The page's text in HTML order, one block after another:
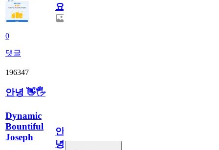
0
댓글
요.
196347
안녕 👋🖐
Dynamic
Bountiful
Joseph
안
녕